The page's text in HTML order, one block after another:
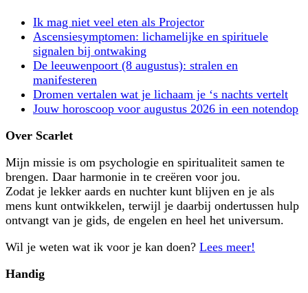
Ik mag niet veel eten als Projector
Ascensiesymptomen: lichamelijke en spirituele
signalen bij ontwaking
De leeuwenpoort (8 augustus): stralen en
manifesteren
Dromen vertalen wat je lichaam je ‘s nachts vertelt
Jouw horoscoop voor augustus 2026 in een notendop
Over Scarlet
Mijn missie is om psychologie en spiritualiteit samen te
brengen. Daar harmonie in te creëren voor jou.
Zodat je lekker aards en nuchter kunt blijven en je als
mens kunt ontwikkelen, terwijl je daarbij ondertussen hulp
ontvangt van je gids, de engelen en heel het universum.
Wil je weten wat ik voor je kan doen? Lees meer!
Handig